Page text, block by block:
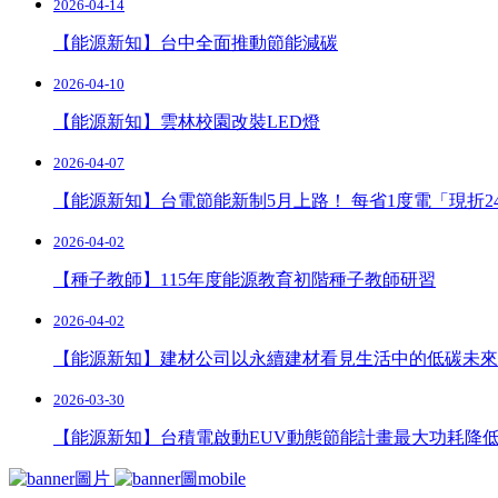
2026-04-14
【能源新知】台中全面推動節能減碳
2026-04-10
【能源新知】雲林校園改裝LED燈
2026-04-07
【能源新知】台電節能新制5月上路！ 每省1度電「現折
2026-04-02
【種子教師】115年度能源教育初階種子教師研習
2026-04-02
【能源新知】建材公司以永續建材看見生活中的低碳未來
2026-03-30
【能源新知】台積電啟動EUV動態節能計畫最大功耗降